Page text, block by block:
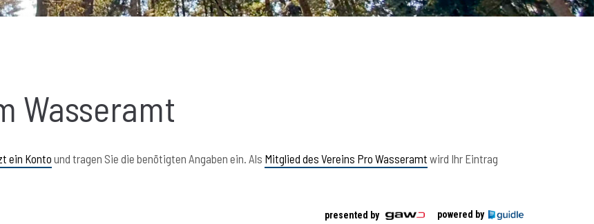
Wasseramt
ein Kontound tragen Sie die benötigten Angaben ein. Als Mitglied des Vereins Pro Wasseramt wird Ihr Eintrag